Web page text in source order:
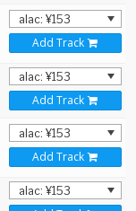
Add Track
Add Track
Add Track